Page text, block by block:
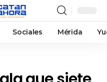
Sociales Mérida